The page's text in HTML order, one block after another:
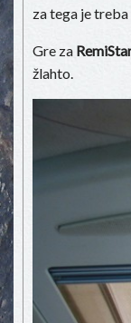
za tega je
Gre za
žlahto.